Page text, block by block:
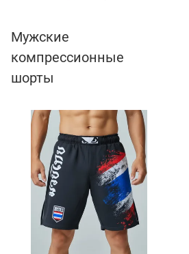
Мужские
компрессионные
шорты